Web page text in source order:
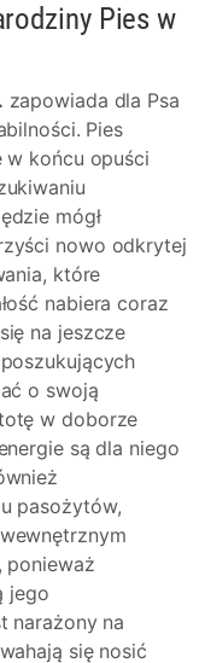
Pies w
zapowiada dla Psa
Pies
w końcu opuści
mógł
nowo odkrytej
które
nabiera coraz
na jeszcze
o swoją
w doborze
są dla niego
pasożytów,
ponieważ
jego
narażony na
się nosić